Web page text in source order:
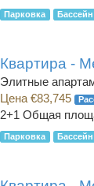
Парковка Бассейн
Квартира -
Элитные
Цена €83,745
2+1 Общая
Парковка Бассейн